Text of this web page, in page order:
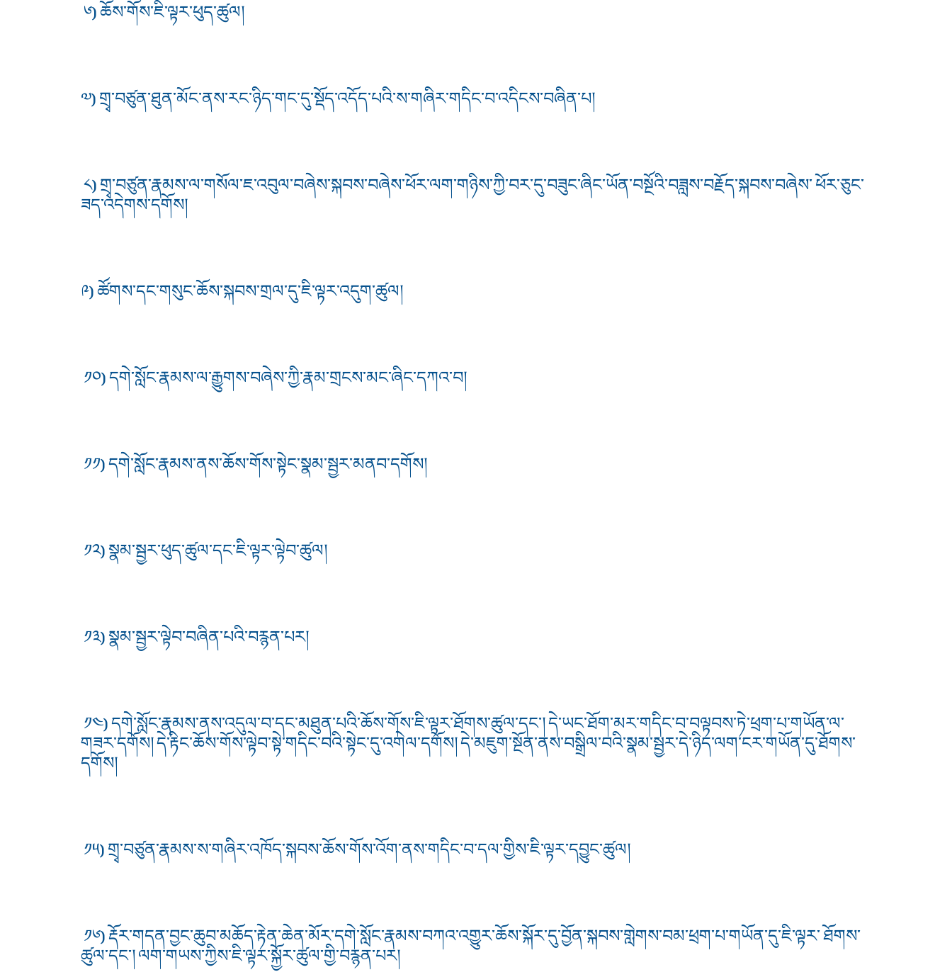
༦) ཆོས་གོས་ཇི་ལྟར་ཕུད་ཚུལ།
༧) གྲྭ་བཙུན་ཐུན་མོང་ནས་རང་ཉིད་གང་དུ་སྡོད་འདོད་པའི་ས་གཞིར་གདིང་བ་འདིངས་བཞིན་པ།
༨) གྲྭ་བཙུན་རྣམས་ལ་གསོལ་ཇ་འབུལ་བཞེས་སྐབས་བཞེས་ཕོར་ལག་གཉིས་ཀྱི་བར་དུ་བཟུང་ཞིང་ཡོན་བསྔོའི་བཟླས་བརྗོད་སྐབས་བཞེས་ ཕོར་ཅུང་
ཟད་འདེགས་དགོས།
༩) ཚོགས་དང་གསུང་ཆོས་སྐབས་གྲལ་དུ་ཇི་ལྟར་འདུག་ཚུལ།
༡༠) དགེ་སློང་རྣམས་ལ་རྒྱུགས་བཞེས་ཀྱི་རྣམ་གྲངས་མང་ཞིང་དཀའ་བ།
༡༡) དགེ་སློང་རྣམས་ནས་ཆོས་གོས་སྟེང་སྣམ་སྦྱར་མནབ་དགོས།
༡༢) སྣམ་སྦྱར་ཕུད་ཚུལ་དང་ཇི་ལྟར་ལྟེབ་ཚུལ།
༡༣) སྣམ་སྦྱར་ལྟེབ་བཞིན་པའི་བརྙན་པར།
༡༤) དགེ་སློང་རྣམས་ནས་འདུལ་བ་དང་མཐུན་པའི་ཆོས་གོས་ཇི་ལྟར་ཐོགས་ཚུལ་དང་། དེ་ཡང་ཐོག་མར་གདིང་བ་བལྟབས་ཏེ་ཕྲག་པ་གཡོན་ལ་
གཟར་དགོས། དེ་རྟིང་ཆོས་གོས་ལྟེབ་སྟེ་གདིང་བའི་སྟེང་དུ་འགེལ་དགོས། དེ་མཇུག་སྔོན་ནས་བསྒྲིལ་བའི་སྣམ་སྦྱར་དེ་ཉིད་ལག་ངར་གཡོན་དུ་ཐོགས་
དགོས།
༡༥) གྲྭ་བཙུན་རྣམས་ས་གཞིར་འཁོད་སྐབས་ཆོས་གོས་འོག་ནས་གདིང་བ་དལ་གྱིས་ཇི་ལྟར་དབྱུང་ཚུལ།
༡༦) རྡོར་གདན་བྱང་ཆུབ་མཆོད་རྟེན་ཆེན་མོར་དགེ་སློང་རྣམས་བཀའ་འགྱུར་ཆོས་སྐོར་དུ་བྱོན་སྐབས་གླེགས་བམ་ཕྲག་པ་གཡོན་དུ་ཇི་ལྟར་ ཐོགས་
ཚུལ་དང་། ལག་གཡས་ཀྱིས་ཇི་ལྟར་སྐྱོར་ཚུལ་གྱི་བརྙན་པར།